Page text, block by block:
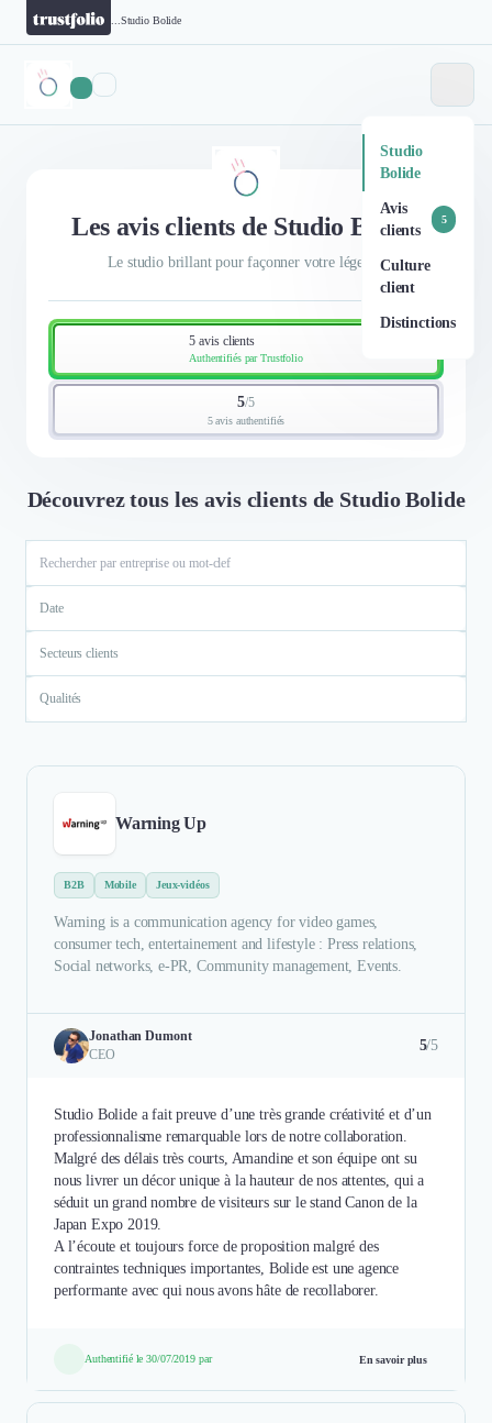
Studio Bolide
Studio
Bolide
Avis
clients
5
Culture
client
Distinctions
Les avis clients de Studio Bolide
Le studio brillant pour façonner votre légende
5 avis clients
Authentifiés par Trustfolio
5/5
5 avis authentifiés
Découvrez tous les avis clients de Studio Bolide
Date
Secteurs clients
Qualités
Warning Up
B2B Mobile Jeux-vidéos
Warning is a communication agency for video games,
consumer tech, entertainement and lifestyle : Press relations,
Social networks, e-PR, Community management, Events.
Jonathan Dumont
CEO
5/5
Studio Bolide a fait preuve d’une très grande créativité et d’un
professionnalisme remarquable lors de notre collaboration.
Malgré des délais très courts, Amandine et son équipe ont su
nous livrer un décor unique à la hauteur de nos attentes, qui a
séduit un grand nombre de visiteurs sur le stand Canon de la
Japan Expo 2019.
A l’écoute et toujours force de proposition malgré des
contraintes techniques importantes, Bolide est une agence
performante avec qui nous avons hâte de recollaborer.
Authentifié le 30/07/2019 par En savoir plus